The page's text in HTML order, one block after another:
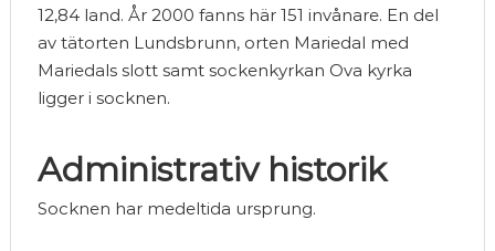
12,84 land. År 2000 fanns här 151 invånare. En del
av tätorten Lundsbrunn, orten Mariedal med
Mariedals slott samt sockenkyrkan Ova kyrka
ligger i socknen.
Administrativ historik
Socknen har medeltida ursprung.